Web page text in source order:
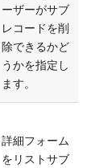
ーザーがサブ
レコードを削
除できるかど
うかを指定し
ます。
詳細フォーム
をリストサブ